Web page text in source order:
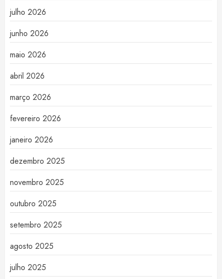
julho 2026
junho 2026
maio 2026
abril 2026
março 2026
fevereiro 2026
janeiro 2026
dezembro 2025
novembro 2025
outubro 2025
setembro 2025
agosto 2025
julho 2025